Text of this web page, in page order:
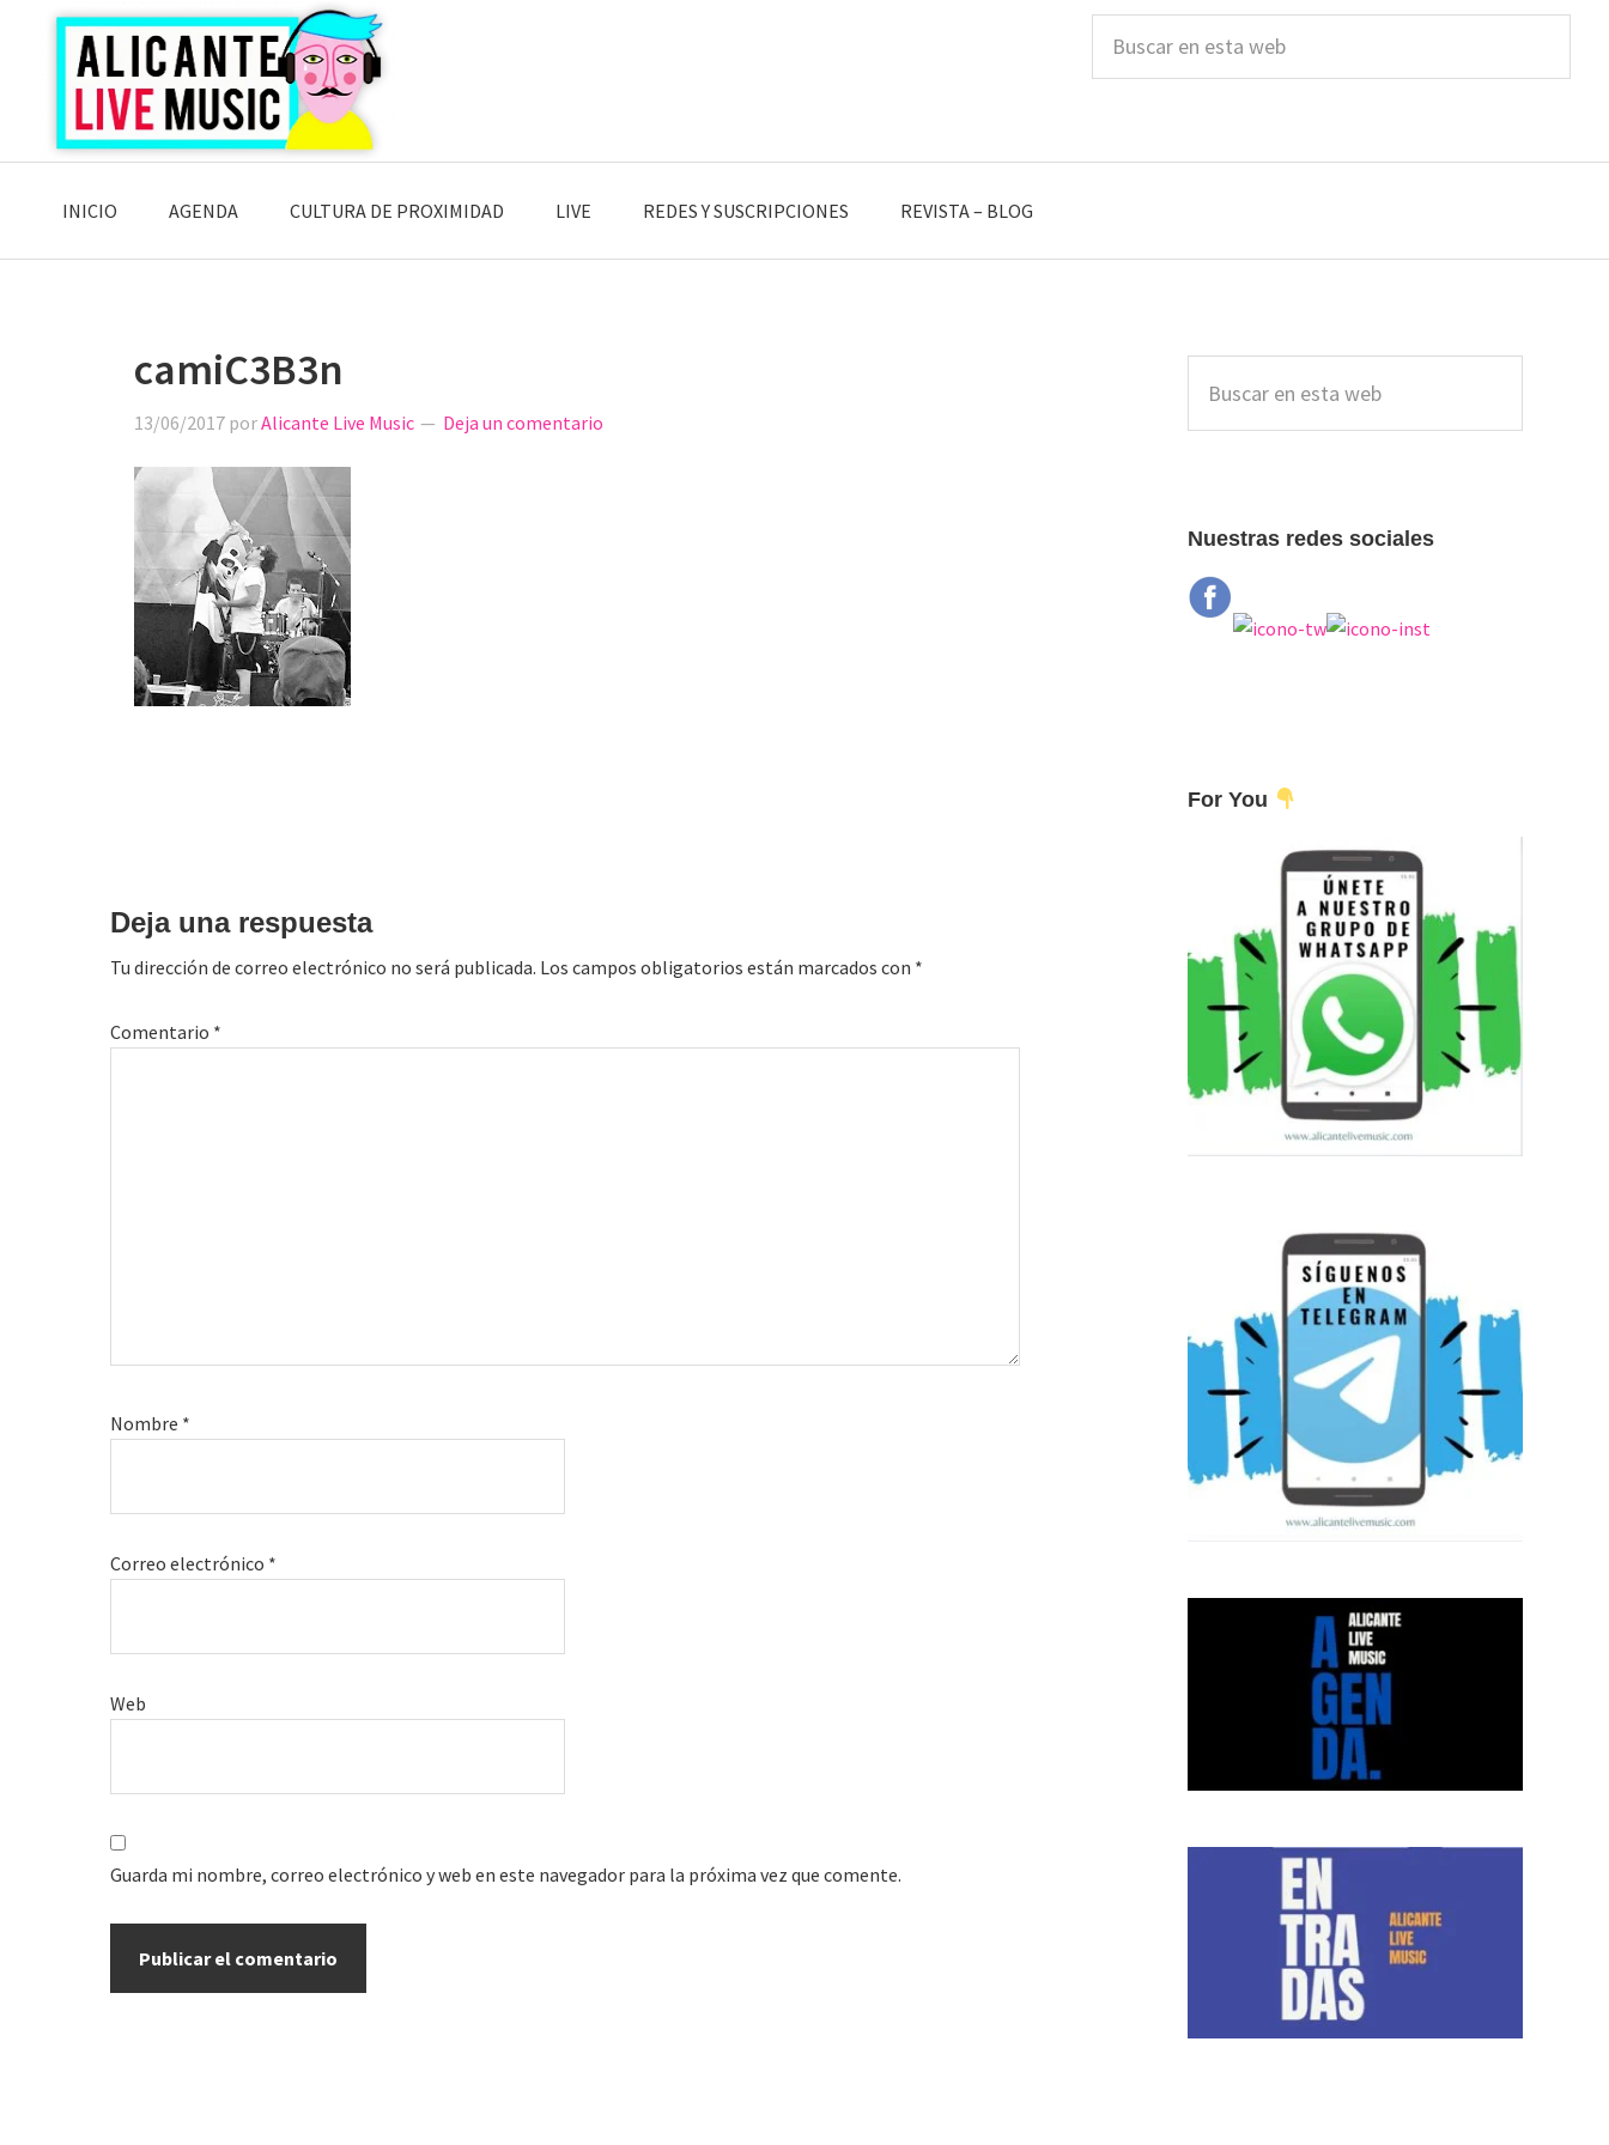
Saltar
navegación
principal
Saltar
contenido
principal
Saltar
lateral
principal
esta
INICIO AGENDA CULTURA DE PROXIMIDAD LIVE REDES Y SUSCRIPCIONES REVISTA – BLOG
camiC3B3n
13/06/2017 porAlicante Live Music Deja un comentario
lectores
Deja una respuesta
Tu dirección de correo electrónico no será publicada. Los campos obligatorios están marcados con *
Comentario *
Nombre *
Correo electrónico *
Web
Guarda mi nombre, correo electrónico y web en este navegador para la próxima vez que comente.
lateral
principal
esta
Nuestras redes sociales
For You